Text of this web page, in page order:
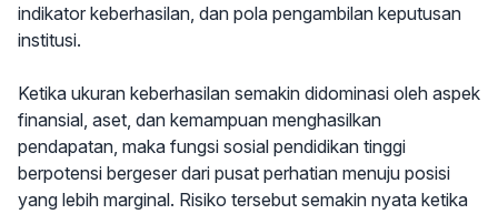
indikator keberhasilan, dan pola pengambilan keputusan
institusi.
Ketika ukuran keberhasilan semakin didominasi oleh aspek
finansial, aset, dan kemampuan menghasilkan
pendapatan, maka fungsi sosial pendidikan tinggi
berpotensi bergeser dari pusat perhatian menuju posisi
yang lebih marginal. Risiko tersebut semakin nyata ketika